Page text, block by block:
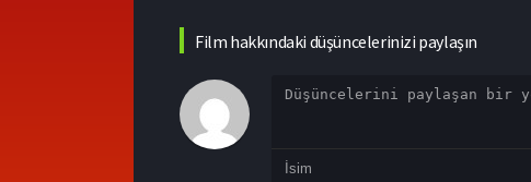
Film hakkındaki düşüncelerinizi paylaşın